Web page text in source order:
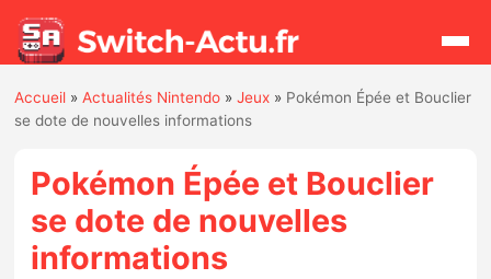
Actualités
Jeux
Accueil »Actualités Nintendo »Jeux » Pokémon Épée et Bouclier
se dote de nouvelles informations
Pokémon Épée et Bouclier
se dote de nouvelles
informations